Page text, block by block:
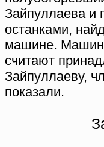
Зайпуллаева и
останками,
машине.
считают
Зайпуллаеву,
показали.